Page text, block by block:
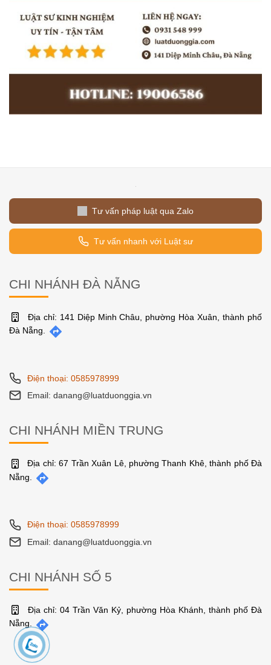
Địa chỉ: 141 Diệp Minh Châu, phường Hòa Xuân, thành phố
Đà Nẵng.
Điện thoại: 0585978999
Địa chỉ: 67 Trần Xuân Lê, phường Thanh Khê, thành phố Đà
Nẵng.
CHI NHÁNH SỐ 5